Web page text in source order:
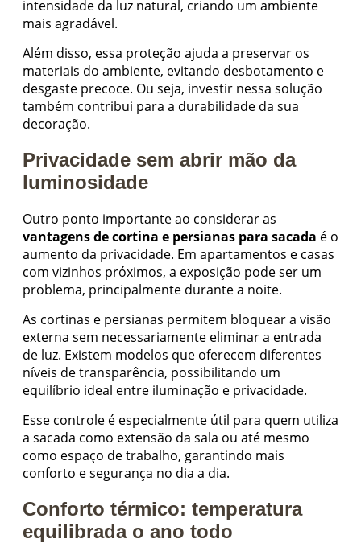
intensidade da luz natural, criando um ambiente
mais agradável.
Além disso, essa proteção ajuda a preservar os
materiais do ambiente, evitando desbotamento e
desgaste precoce. Ou seja, investir nessa solução
também contribui para a durabilidade da sua
decoração.
Privacidade sem abrir mão da
luminosidade
Outro ponto importante ao considerar as
vantagens de cortina e persianas para sacada é o
aumento da privacidade. Em apartamentos e casas
com vizinhos próximos, a exposição pode ser um
problema, principalmente durante a noite.
As cortinas e persianas permitem bloquear a visão
externa sem necessariamente eliminar a entrada
de luz. Existem modelos que oferecem diferentes
níveis de transparência, possibilitando um
equilíbrio ideal entre iluminação e privacidade.
Esse controle é especialmente útil para quem utiliza
a sacada como extensão da sala ou até mesmo
como espaço de trabalho, garantindo mais
conforto e segurança no dia a dia.
Conforto térmico: temperatura
equilibrada o ano todo